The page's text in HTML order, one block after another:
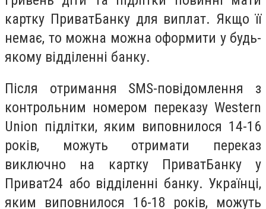
картку ПриватБанку для виплат. Якщо її
немає, то можна можна оформити у будь-
якому відділенні банку.
Після отримання SMS-повідомлення з
контрольним номером переказу Western
Union підлітки, яким виповнилося 14-16
років, можуть отримати переказ
виключно на картку ПриватБанку у
Приват24 або відділенні банку. Українці,
яким виповнилося 16-18 років, можуть